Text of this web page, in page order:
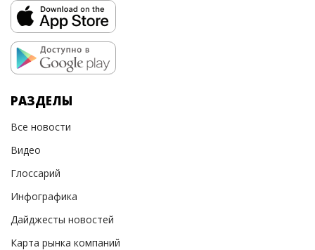
РАЗДЕЛЫ
Все новости
Видео
Глоссарий
Инфографика
Дайджесты новостей
Карта рынка компаний